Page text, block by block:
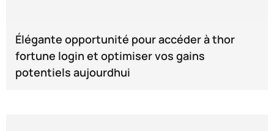
Élégante opportunité pour accéder à thor
fortune login et optimiser vos gains
potentiels aujourdhui